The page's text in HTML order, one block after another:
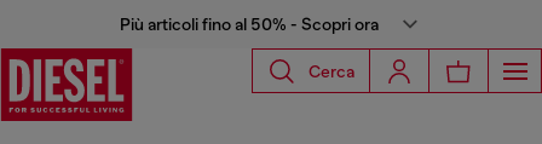
Più articoli fino al 50% - Scopri ora
Cerca